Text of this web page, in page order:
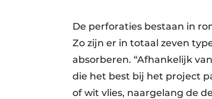
De perforaties bestaan in
Zo zijn er in totaal zeven
absorberen. “Afhankelijk
die het best bij het project
of wit vlies, naargelang de